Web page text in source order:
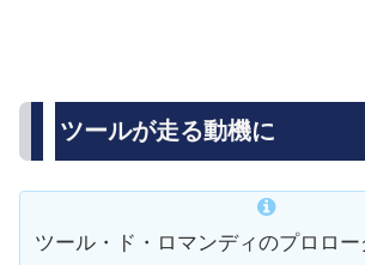
ツールが走る動機に
ツール・ド・ロマンディのプロロ